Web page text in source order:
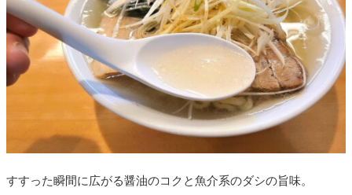
すすった瞬間に広がる醤油のコクと魚介系のダシの旨味。